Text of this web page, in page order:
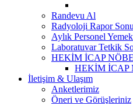
Randevu Al
Radyoloji Rapor
Aylık Personel
Laboratuvar Tetkik
HEKİM İCAP
HEKİM İCAP
İletişim & Ulaşım
Anketlerimiz
Öneri ve Görüşleriniz